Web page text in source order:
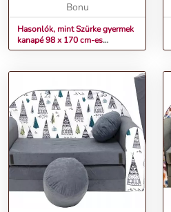
Bonu
Hasonlók, mint Szürke gyermek
kanapé 98 x 170 cm-es
méretekkel